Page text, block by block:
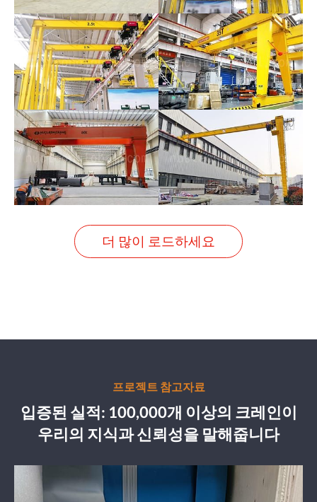
더 많이 로드하세요
프로젝트 참고자료
입증된 실적: 100,000개 이상의 크레인이
우리의 지식과 신뢰성을 말해줍니다